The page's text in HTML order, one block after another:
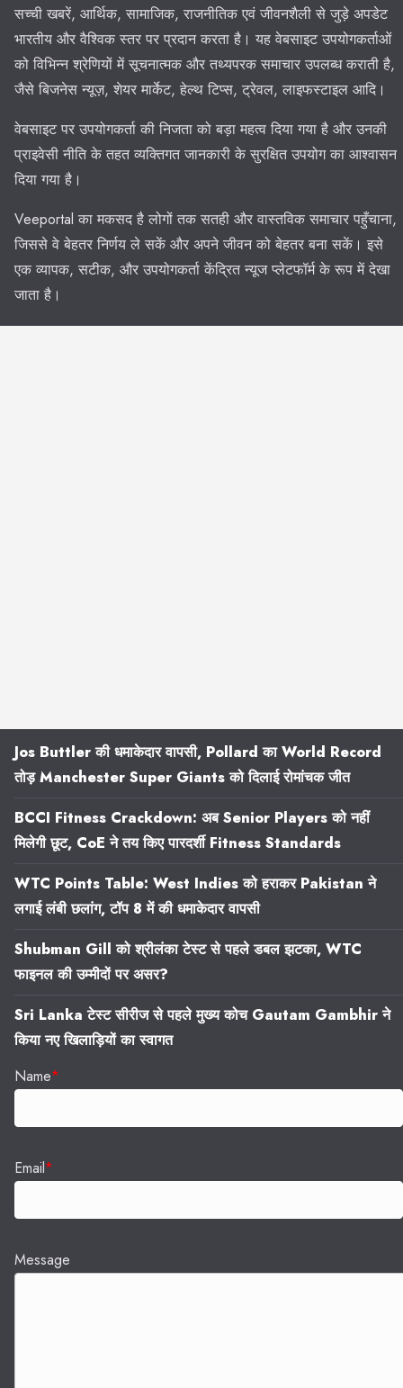
सच्ची खबरें, आर्थिक, सामाजिक, राजनीतिक एवं जीवनशैली से जुड़े अपडेट
भारतीय और वैश्विक स्तर पर प्रदान करता है। यह वेबसाइट उपयोगकर्ताओं
को विभिन्न श्रेणियों में सूचनात्मक और तथ्यपरक समाचार उपलब्ध कराती है,
जैसे बिजनेस न्यूज़, शेयर मार्केट, हेल्थ टिप्स, ट्रेवल, लाइफस्टाइल आदि।
वेबसाइट पर उपयोगकर्ता की निजता को बड़ा महत्व दिया गया है और उनकी
प्राइवेसी नीति के तहत व्यक्तिगत जानकारी के सुरक्षित उपयोग का आश्वासन
दिया गया है।
Veeportal का मकसद है लोगों तक सतही और वास्तविक समाचार पहुँचाना,
जिससे वे बेहतर निर्णय ले सकें और अपने जीवन को बेहतर बना सकें। इसे
एक व्यापक, सटीक, और उपयोगकर्ता केंद्रित न्यूज प्लेटफॉर्म के रूप में देखा
जाता है।
Jos Buttler की धमाकेदार वापसी, Pollard का World Record
तोड़ Manchester Super Giants को दिलाई रोमांचक जीत
BCCI Fitness Crackdown: अब Senior Players को नहीं
मिलेगी छूट, CoE ने तय किए पारदर्शी Fitness Standards
WTC Points Table: West Indies को हराकर Pakistan ने
लगाई लंबी छलांग, टॉप 8 में की धमाकेदार वापसी
Shubman Gill को श्रीलंका टेस्ट से पहले डबल झटका, WTC
फाइनल की उम्मीदों पर असर?
Sri Lanka टेस्ट सीरीज से पहले मुख्य कोच Gautam Gambhir ने
किया नए खिलाड़ियों का स्वागत
Name*
Email*
Message